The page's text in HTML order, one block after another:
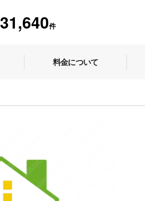
31,640件
料金について